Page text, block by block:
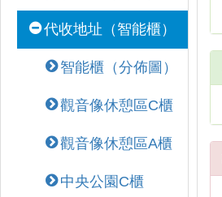
代收地址（智能櫃）
智能櫃（分佈圖）
觀音像休憩區C櫃
觀音像休憩區A櫃
中央公園C櫃